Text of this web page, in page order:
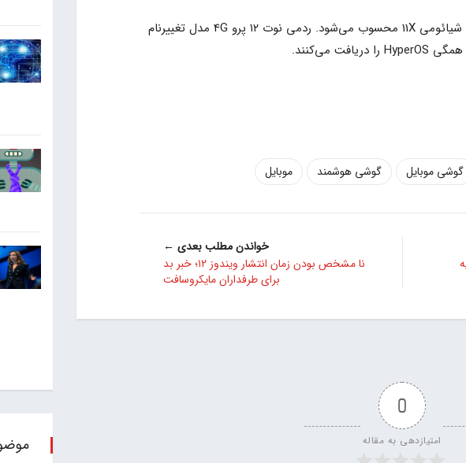
ردمی K40 مدل ری‌برندشده‌ی پوکو F3 و شیائومی 11X محسوب می‌شود. ردمی نوت ۱۲ پرو 4G مدل تغییرنام
گوشی موبایل گوشی هوشمند موبایل
خواندن مطلب بعدی ←
نا مشخص بودن زمان انتشار ویندوز ۱۲؛ خبر بد
برای طرفداران مایکروسافت
0
امتیازدهی به مقاله